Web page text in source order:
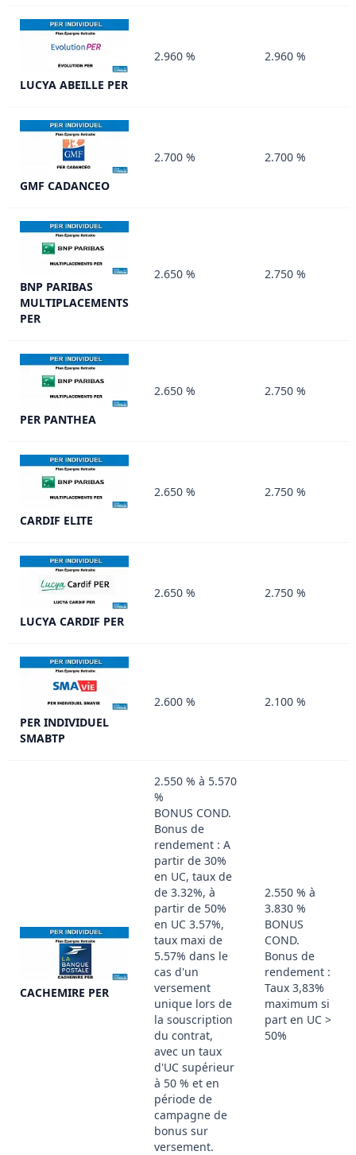
LUCYA ABEILLE PER
2.960 % 2.960 %
GMF CADANCEO
2.700 % 2.700 %
BNP PARIBAS
MULTIPLACEMENTS
PER
2.650 % 2.750 %
PER PANTHEA
2.650 % 2.750 %
CARDIF ELITE
2.650 % 2.750 %
LUCYA CARDIF PER
2.650 % 2.750 %
PER INDIVIDUEL
SMABTP
2.600 % 2.100 %
CACHEMIRE PER
2.550 % à 5.570
%
BONUS COND.
Bonus de
rendement : A
partir de 30%
en UC, taux de
de 3.32%, à
partir de 50%
en UC 3.57%,
taux maxi de
5.57% dans le
cas d'un
versement
unique lors de
la souscription
du contrat,
avec un taux
d'UC supérieur
à 50 % et en
période de
campagne de
bonus sur
versement.
2.550 % à
3.830 %
BONUS
COND.
Bonus de
rendement :
Taux 3,83%
maximum si
part en UC >
50%